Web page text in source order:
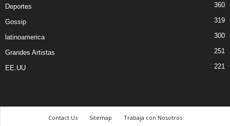
Deportes 360
Gossip 319
latinoamerica 300
Grandes Artistas 251
EE.UU 221
Contact Us Sitemap Trabaja con Nosotros